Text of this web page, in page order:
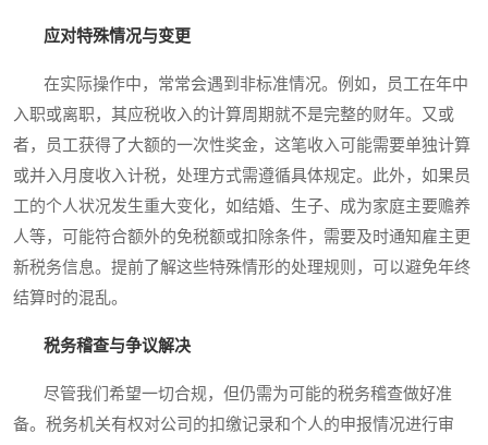
应对特殊情况与变更
在实际操作中，常常会遇到非标准情况。例如，员工在年中
入职或离职，其应税收入的计算周期就不是完整的财年。又或
者，员工获得了大额的一次性奖金，这笔收入可能需要单独计算
或并入月度收入计税，处理方式需遵循具体规定。此外，如果员
工的个人状况发生重大变化，如结婚、生子、成为家庭主要赡养
人等，可能符合额外的免税额或扣除条件，需要及时通知雇主更
新税务信息。提前了解这些特殊情形的处理规则，可以避免年终
结算时的混乱。
税务稽查与争议解决
尽管我们希望一切合规，但仍需为可能的税务稽查做好准
备。税务机关有权对公司的扣缴记录和个人的申报情况进行审